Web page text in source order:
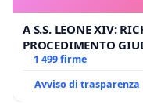
A S.S. LEONE XIV:
PROCEDIMENTO
BENEDETTO XVI
1 499 firme
Avviso di trasparenza